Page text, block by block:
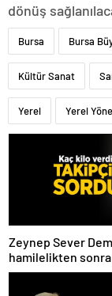
dönüş
Bursa Bursa
Kültür Sanat
Yerel Yerel
Zeynep Sever
hamilelikten
verdiğini açıkladı!